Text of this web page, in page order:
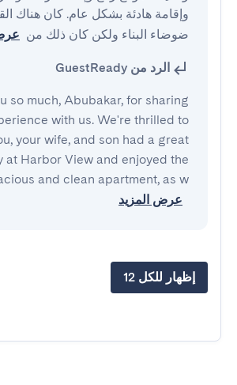
ضوضاء البناء ولكن كان ذلك من
الرد من GuestReady
so much, Abubakar, for sharing
with us. We're thrilled to
your wife, and son had a great
at Harbor View and enjoyed the
and clean apartment, as w
عرض المزيد
إظهار للكل 12